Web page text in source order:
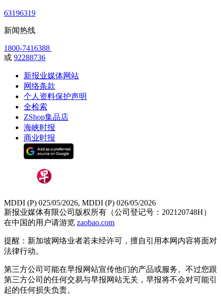
63196319
新闻热线
1800-7416388
或 92288736
新报业媒体网站
网络条款
个人资料保护声明
全检索
ZShop集品店
海峡时报
商业时报
MDDI (P) 025/05/2026, MDDI (P) 026/05/2026
新报业媒体有限公司版权所有（公司登记号：202120748H）
在中国的用户请游览 zaobao.com
提醒：新加坡网络业者若未经许可，擅自引用本网内容将面对
法律行动。
第三方公司可能在早报网站宣传他们的产品或服务。不过您跟
第三方公司的任何交易与早报网站无关，早报将不会对可能引
起的任何损失负责。